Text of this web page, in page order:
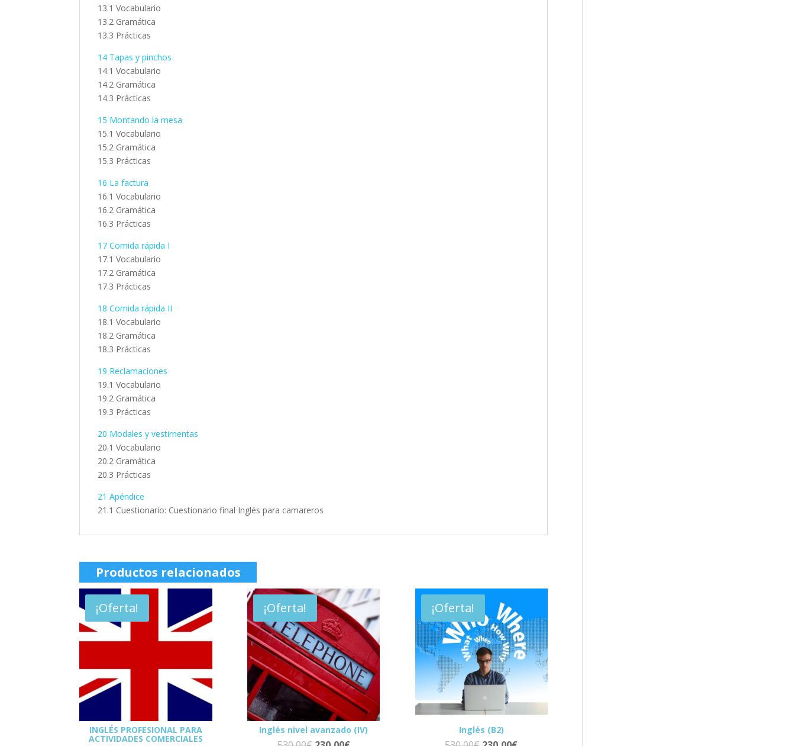
13.1 Vocabulario
13.2 Gramática
13.3 Prácticas
14 Tapas y pinchos
14.1 Vocabulario
14.2 Gramática
14.3 Prácticas
15 Montando la mesa
15.1 Vocabulario
15.2 Gramática
15.3 Prácticas
16 La factura
16.1 Vocabulario
16.2 Gramática
16.3 Prácticas
17 Comida rápida I
17.1 Vocabulario
17.2 Gramática
17.3 Prácticas
18 Comida rápida II
18.1 Vocabulario
18.2 Gramática
18.3 Prácticas
19 Reclamaciones
19.1 Vocabulario
19.2 Gramática
19.3 Prácticas
20 Modales y vestimentas
20.1 Vocabulario
20.2 Gramática
20.3 Prácticas
21 Apéndice
21.1 Cuestionario: Cuestionario final Inglés para camareros
Productos relacionados
¡Oferta!
INGLÉS PROFESIONAL PARA
ACTIVIDADES COMERCIALES
¡Oferta!
Inglés nivel avanzado (IV)
¡Oferta!
Inglés (B2)